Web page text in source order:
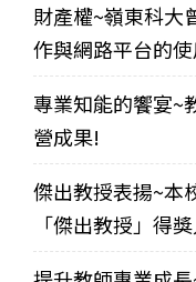
財產權~嶺東科大
作與網路平台的使
專業知能的饗宴~
營成果!
傑出教授表揚~本
「傑出教授」得